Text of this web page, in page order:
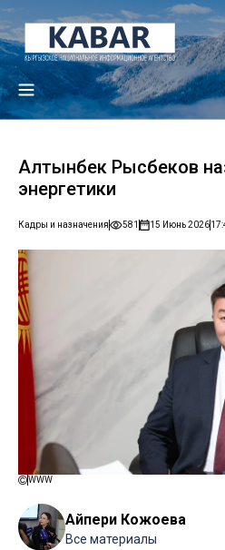
Алтынбек Рысбеков
энергетики
Кадры и назначения 581 15 Июнь 2026
WWW
Айпери Кожоева
Все материалы